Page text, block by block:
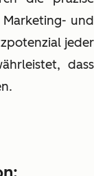
und
jeder
dass